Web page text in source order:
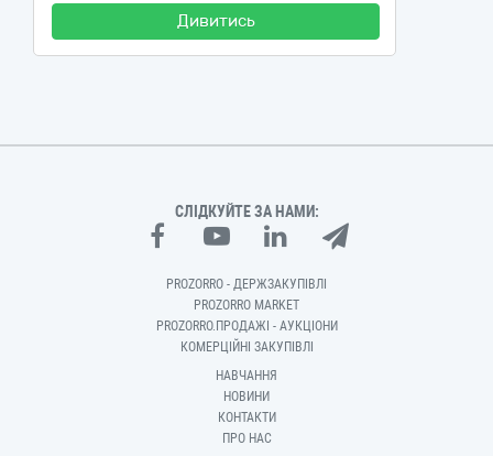
Дивитись
СЛІДКУЙТЕ ЗА НАМИ:
PROZORRO - ДЕРЖЗАКУПІВЛІ
PROZORRO MARKET
PROZORRO.ПРОДАЖІ - АУКЦІОНИ
КОМЕРЦІЙНІ ЗАКУПІВЛІ
НАВЧАННЯ
НОВИНИ
КОНТАКТИ
ПРО НАС